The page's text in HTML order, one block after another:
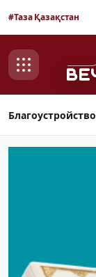
#Таза Қазақстан
Благоустройство